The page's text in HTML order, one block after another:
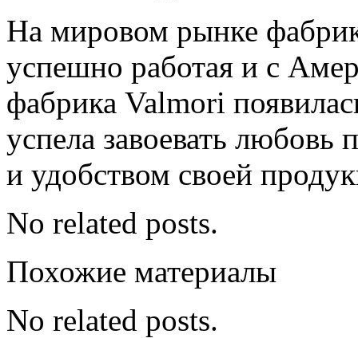
На мировом рынке
успешно работая и с
фабрика Valmori
успела завоевать любовь
и удобством своей
No related posts.
Похожие материалы
No related posts.